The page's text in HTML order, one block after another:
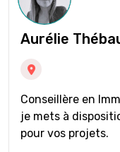
Aurélie
Conseillère en
je mets à
pour vos projets.